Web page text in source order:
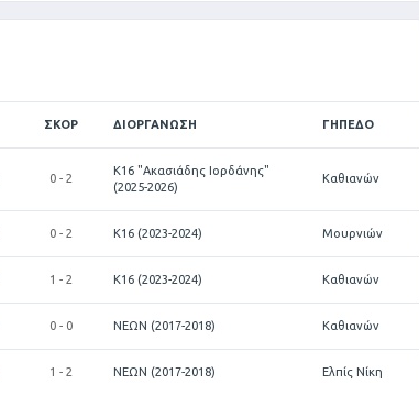
ΣΚΟΡ ΔΙΟΡΓΆΝΩΣΗ ΓΉΠΕΔΟ
0 - 2
Κ16 "Ακασιάδης Ιορδάνης"
(2025-2026)
Καθιανών
0 - 2 Κ16 (2023-2024) Μουρνιών
1 - 2 Κ16 (2023-2024) Καθιανών
0 - 0 ΝΕΩΝ (2017-2018) Καθιανών
1 - 2 ΝΕΩΝ (2017-2018) Ελπίς Νίκη